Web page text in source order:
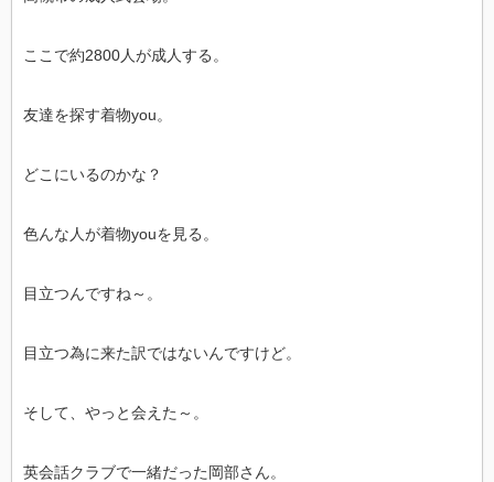
ここで約2800人が成人する。
友達を探す着物you。
どこにいるのかな？
色んな人が着物youを見る。
目立つんですね～。
目立つ為に来た訳ではないんですけど。
そして、やっと会えた～。
英会話クラブで一緒だった岡部さん。